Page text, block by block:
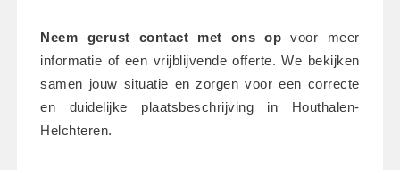
Neem gerust contact met ons op voor meer
informatie of een vrijblijvende offerte. We bekijken
samen jouw situatie en zorgen voor een correcte
en duidelijke plaatsbeschrijving in Houthalen-
Helchteren.